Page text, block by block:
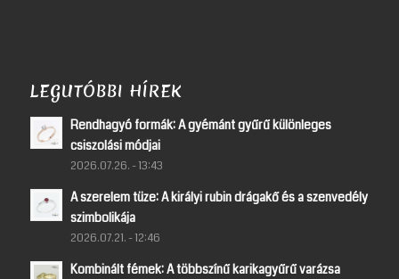
LEGUTÓBBI HÍREK
Rendhagyó formák: A gyémánt gyűrű különleges
csiszolási módjai
2026.07.26. - 13:43
A szerelem tüze: A királyi rubin drágakő és a szenvedély
szimbolikája
2026.07.21. - 12:46
Kombinált fémek: A többszínű karikagyűrű varázsa